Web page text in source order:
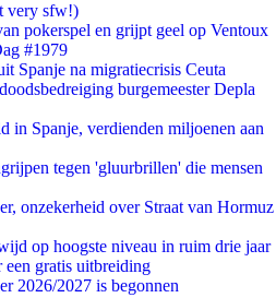
very sfw!)
pokerspel en grijpt geel op Ventoux
#1979
Spanje na migratiecrisis Ceuta
burgemeester Depla
in Spanje, verdienden miljoenen aan
tegen 'gluurbrillen' die mensen
onzekerheid over Straat van Hormuz
op hoogste niveau in ruim drie jaar
gratis uitbreiding
2026/2027 is begonnen